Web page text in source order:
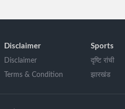
Disclaimer
Disclaimer
Terms & Condition
Sports
दृष्टि रांची
झारखंड